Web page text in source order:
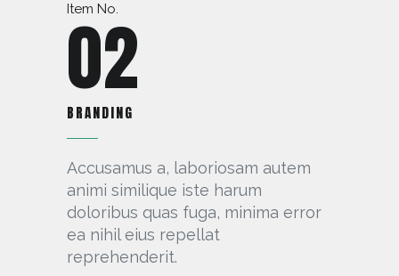
Item No.
02
BRANDING
Accusamus a, laboriosam autem
animi similique iste harum
doloribus quas fuga, minima error
ea nihil eius repellat
reprehenderit.